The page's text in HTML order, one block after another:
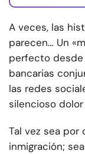
A veces, las
parecen… Un
perfecto desde
bancarias
las redes
silencioso
Tal vez sea por
inmigración;